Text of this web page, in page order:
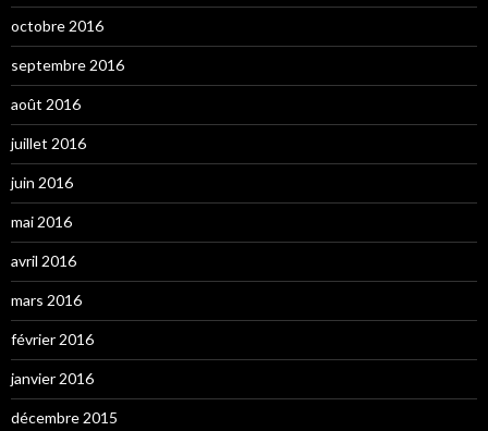
octobre 2016
septembre 2016
août 2016
juillet 2016
juin 2016
mai 2016
avril 2016
mars 2016
février 2016
janvier 2016
décembre 2015